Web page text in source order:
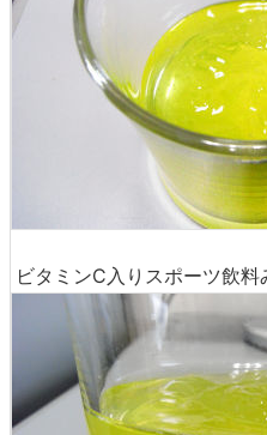
ビタミンC入りスポーツ飲料